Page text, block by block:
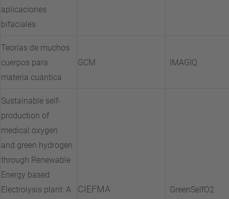
aplicaciones
bifaciales
Teorías de muchos
cuerpos para
materia cuántica
GCM IMAGIQ
Sustainable self-
production of
medical oxygen
and green hydrogen
through Renewable
Energy based
Electrolysis plant: A
CIEFMA GreenSelfO2